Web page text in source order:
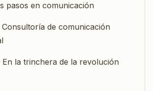
pasos en comunicación
de comunicación
la trinchera de la revolución